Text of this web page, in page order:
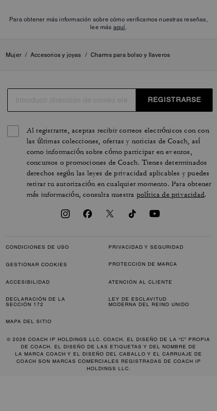
Para obtener más información sobre cómo verificamos nuestras reseñas,
lee más aquí
Mujer / Accesorios y joyas / Charms para bolso y llaveros
REGISTRARSE
Al registrarte, aceptas recibir correos electrónicos con con
las últimas colecciones, ofertas y noticias de Coach, así
como información sobre cómo participar en eventos,
concursos o promociones de Coach. Tienes determinados
derechos según las leyes de privacidad aplicables y puedes
retirar tu autorización en cualquier momento. Para obtener
más información, consulta nuestra política de privacidad.
CONDICIONES DE USO PRIVACIDAD Y SEGURIDAD
GESTIONAR COOKIES PROTECCIÓN DE MARCA
ACCESIBILIDAD ATENCIÓN AL CLIENTE
DECLARACIÓN DE LA
SECCIÓN 172
LEY DE ESCLAVITUD
MODERNA DEL REINO UNIDO
MAPA DEL SITIO
© 2026 COACH IP HOLDINGS LLC. COACH, EL DISEÑO DE LA “C” PROPIA
DE COACH, EL DISEÑO DE LAS ETIQUETAS Y DEL NOMBRE DE
LA MARCA COACH Y EL DISEÑO DEL CABALLO Y EL CARRUAJE DE
COACH SON MARCAS COMERCIALES REGISTRADAS DE COACH IP
HOLDINGS LLC.